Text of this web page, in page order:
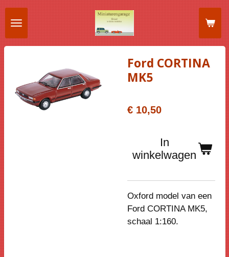
Ga
direct
naar
de
Ford CORTINA
MK5
€ 10,50
In
winkelwagen
Oxford model van een
Ford CORTINA MK5,
schaal 1:160.